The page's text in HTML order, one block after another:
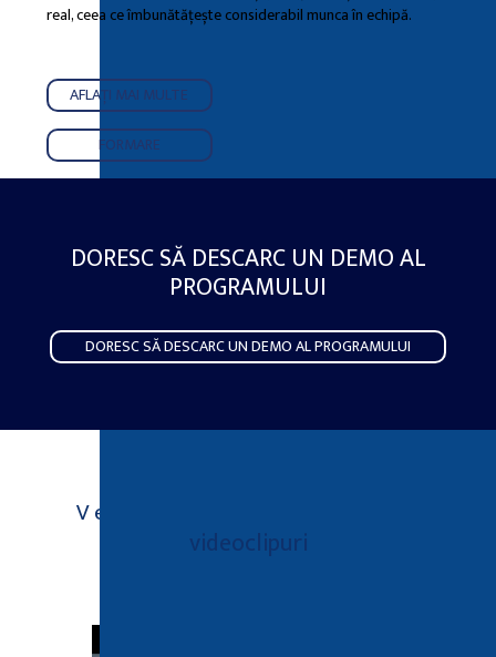
real, ceea ce îmbunătățește considerabil munca în echipă.
AFLAȚI MAI MULTE
FORMARE
DORESC SĂ DESCARC UN DEMO AL
PROGRAMULUI
DORESC SĂ DESCARC UN DEMO AL PROGRAMULUI
Vedeți pagina noastră
videoclipuri